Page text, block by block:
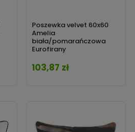
Poszewka velvet 60x60
Amelia
biała/pomarańczowa
Eurofirany
Cena
103,87 zł